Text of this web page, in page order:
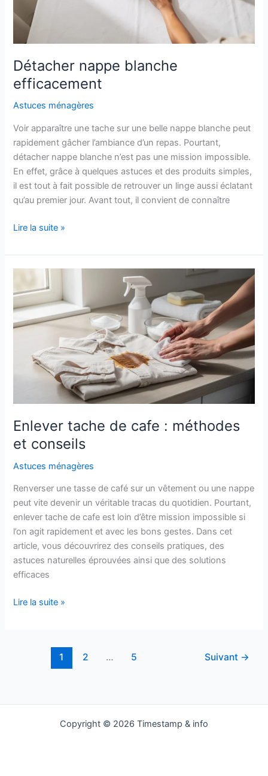
Détacher nappe blanche
efficacement
Astuces ménagères
Voir apparaître une tache sur une belle nappe blanche peut
rapidement gâcher l’ambiance d’un repas. Pourtant,
détacher nappe blanche n’est pas une mission impossible.
En effet, grâce à quelques astuces et des produits simples,
il est tout à fait possible de retrouver un linge aussi éclatant
qu’au premier jour. Avant tout, il convient de connaître
Détacher
blanche
efficacement
Lire la suite »
Enlever tache de cafe : méthodes
et conseils
Astuces ménagères
Renverser une tasse de café sur un vêtement ou une nappe
peut vite devenir un véritable tracas du quotidien. Pourtant,
enlever tache de cafe est loin d’être mission impossible si
l’on agit rapidement et avec les bons gestes. Dans cet
article, vous découvrirez des conseils pratiques, des
astuces naturelles éprouvées ainsi que des solutions
efficaces
Enlever
conseils
Lire la suite »
1 2 … 5 Suivant →
Copyright © 2026 Timestamp & info